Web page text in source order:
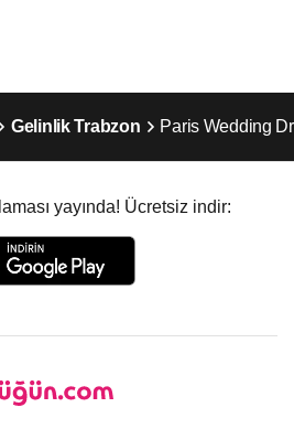
Gelinlik Trabzon Paris Wedding
yayında! Ücretsiz indir: